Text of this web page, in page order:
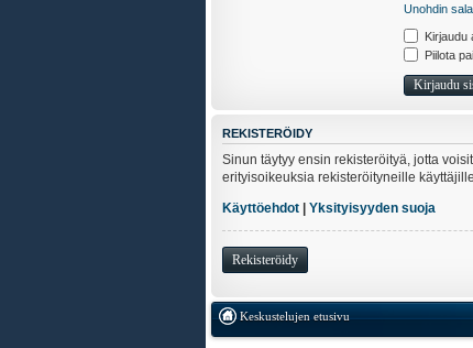
Unohdin
Kirjaudu
Piilota
REKISTERÖIDY
Sinun täytyy ensin rekisteröityä, jotta
erityisoikeuksia rekisteröityneille
Käyttöehdot | Yksityisyyden suoja
Rekisteröidy
Keskustelujen etusivu